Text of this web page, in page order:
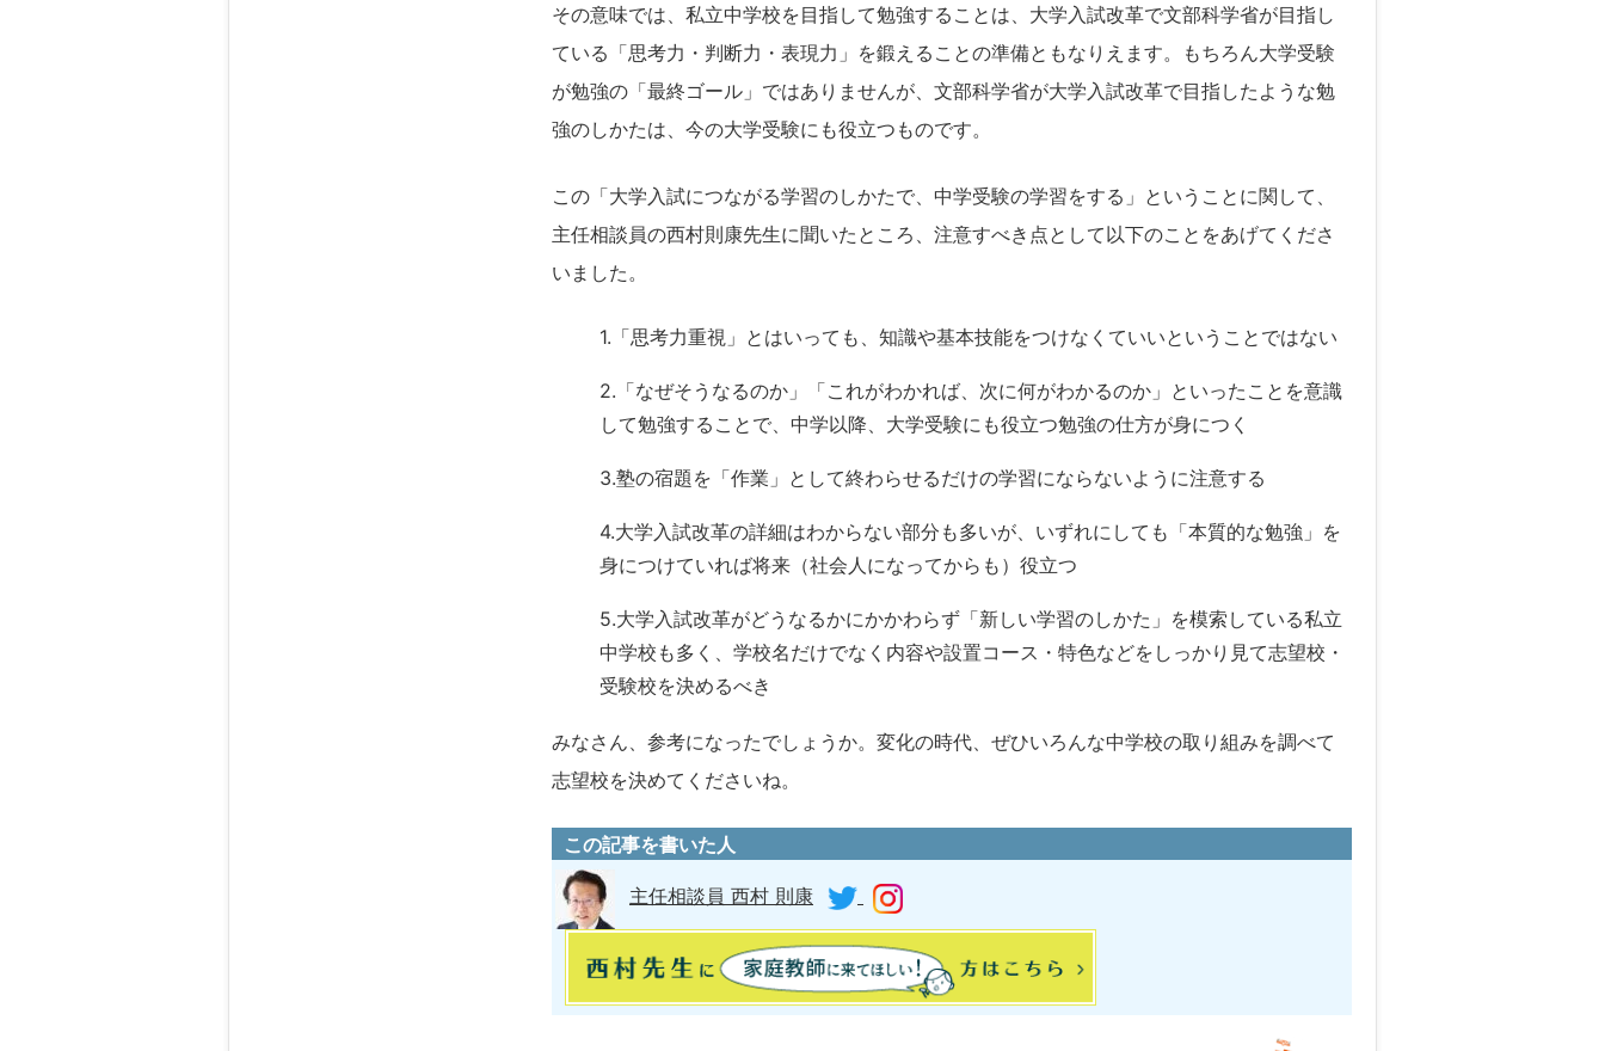
その意味では、私立中学校を目指して勉強することは、大学入試改革で文部科学省が目指し
ている「思考力・判断力・表現力」を鍛えることの準備ともなりえます。もちろん大学受験
が勉強の「最終ゴール」ではありませんが、文部科学省が大学入試改革で目指したような勉
強のしかたは、今の大学受験にも役立つものです。
この「大学入試につながる学習のしかたで、中学受験の学習をする」ということに関して、
主任相談員の西村則康先生に聞いたところ、注意すべき点として以下のことをあげてくださ
いました。
1.「思考力重視」とはいっても、知識や基本技能をつけなくていいということではない
2.「なぜそうなるのか」「これがわかれば、次に何がわかるのか」といったことを意識
して勉強することで、中学以降、大学受験にも役立つ勉強の仕方が身につく
3.塾の宿題を「作業」として終わらせるだけの学習にならないように注意する
4.大学入試改革の詳細はわからない部分も多いが、いずれにしても「本質的な勉強」を
身につけていれば将来（社会人になってからも）役立つ
5.大学入試改革がどうなるかにかかわらず「新しい学習のしかた」を模索している私立
中学校も多く、学校名だけでなく内容や設置コース・特色などをしっかり見て志望校・
受験校を決めるべき
みなさん、参考になったでしょうか。変化の時代、ぜひいろんな中学校の取り組みを調べて
志望校を決めてくださいね。
この記事を書いた人
主任相談員 西村 則康